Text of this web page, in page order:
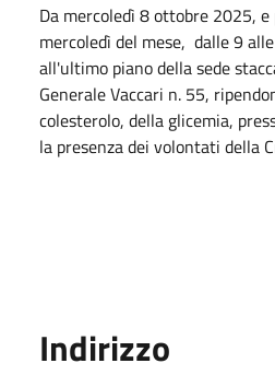
Da mercoledì 8 ottobre 2025, e
mercoledì del mese, dalle 9
all'ultimo piano della sede
Generale Vaccari n. 55,
colesterolo, della glicemia,
la presenza dei volontati della
Indirizzo